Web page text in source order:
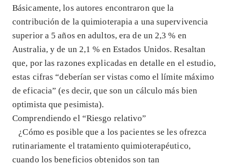
Básicamente, los autores encontraron que la
contribución de la quimioterapia a una supervivencia
superior a 5 años en adultos, era de un 2,3 % en
Australia, y de un 2,1 % en Estados Unidos. Resaltan
que, por las razones explicadas en detalle en el estudio,
estas cifras “deberían ser vistas como el límite máximo
de eficacia” (es decir, que son un cálculo más bien
optimista que pesimista).
Comprendiendo el “Riesgo relativo”
¿Cómo es posible que a los pacientes se les ofrezca
rutinariamente el tratamiento quimioterapéutico,
cuando los beneficios obtenidos son tan